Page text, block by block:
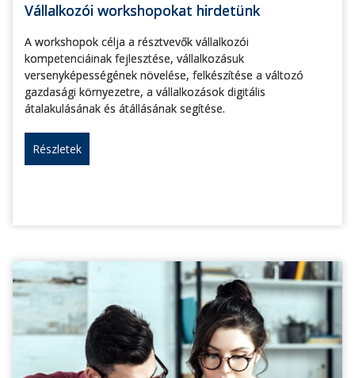
Vállalkozói workshopokat hirdetünk
A workshopok célja a résztvevők vállalkozói
kompetenciáinak fejlesztése, vállalkozásuk
versenyképességének növelése, felkészítése a változó
gazdasági környezetre, a vállalkozások digitális
átalakulásának és átállásának segítése.
Részletek